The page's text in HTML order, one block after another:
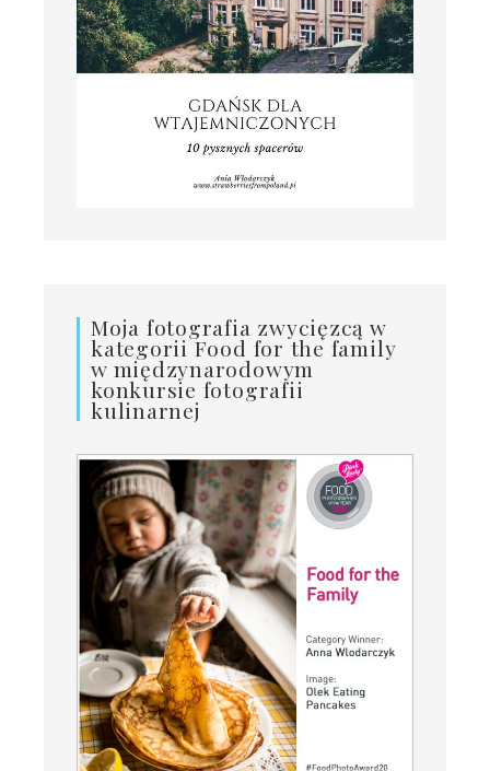
Moja fotografia zwycięzcą w
kategorii Food for the family
w międzynarodowym
konkursie fotografii
kulinarnej